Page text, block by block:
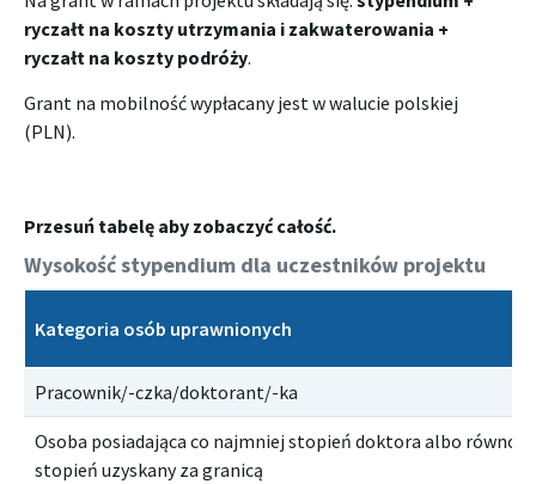
ryczałt na koszty utrzymania i zakwaterowania +
ryczałt na koszty podróży.
Grant na mobilność wypłacany jest w walucie polskiej
(PLN).
Wysokość stypendium dla uczestników projektu
Kategoria osób uprawnionych
Pracownik/-czka/doktorant/-ka
Osoba posiadająca co najmniej stopień doktora albo
stopień uzyskany za granicą